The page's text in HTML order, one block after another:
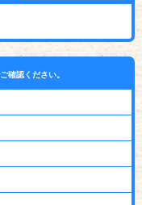
確認ください。